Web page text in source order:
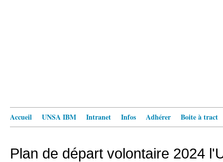
Accueil UNSA IBM Intranet Infos Adhérer Boite à tract
Plan de départ volontaire 2024